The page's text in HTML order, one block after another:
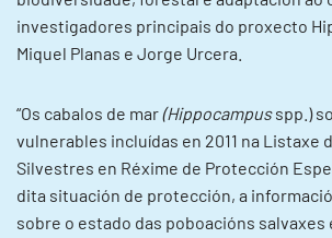
investigadores principais do proxecto
Miquel Planas e Jorge Urcera.
“Os cabalos de mar(Hippocampusspp.)
vulnerables incluídas en 2011 na Listaxe
Silvestres en Réxime de Protección
dita situación de protección, a
sobre o estado das poboacións